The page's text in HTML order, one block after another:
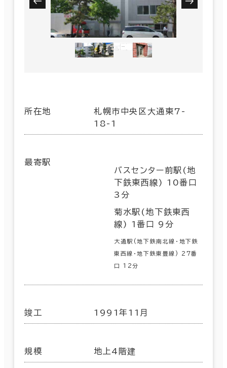
所在地
札幌市中央区大通東7-
18-1
最寄駅
バスセンター前駅(地
下鉄東西線) 10番口
3分
菊水駅(地下鉄東西
線) 1番口 9分
大通駅(地下鉄南北線･地下鉄
東西線･地下鉄東豊線) 27番
口 12分
竣工 1991年11月
規模 地上4階建